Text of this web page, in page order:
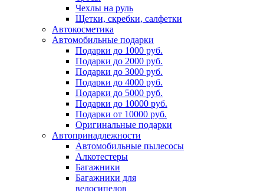
Чехлы на руль
Щетки, скребки, салфетки
Автокосметика
Автомобильные подарки
Подарки до 1000 руб.
Подарки до 2000 руб.
Подарки до 3000 руб.
Подарки до 4000 руб.
Подарки до 5000 руб.
Подарки до 10000 руб.
Подарки от 10000 руб.
Оригинальные подарки
Автопринадлежности
Автомобильные пылесосы
Алкотестеры
Багажники
Багажники для
велосипедов